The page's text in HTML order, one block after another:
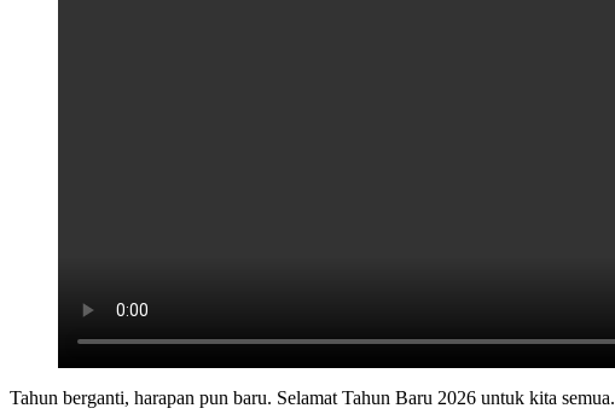
Tahun berganti, harapan pun baru. Selamat Tahun Baru 2026 untuk kita semua.